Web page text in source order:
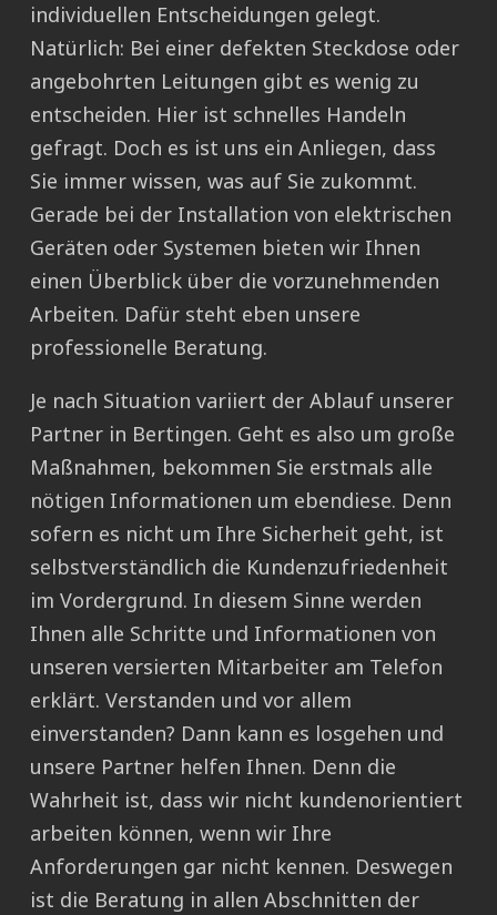
individuellen Entscheidungen gelegt.
Natürlich: Bei einer defekten Steckdose oder
angebohrten Leitungen gibt es wenig zu
entscheiden. Hier ist schnelles Handeln
gefragt. Doch es ist uns ein Anliegen, dass
Sie immer wissen, was auf Sie zukommt.
Gerade bei der Installation von elektrischen
Geräten oder Systemen bieten wir Ihnen
einen Überblick über die vorzunehmenden
Arbeiten. Dafür steht eben unsere
professionelle Beratung.
Je nach Situation variiert der Ablauf unserer
Partner in Bertingen. Geht es also um große
Maßnahmen, bekommen Sie erstmals alle
nötigen Informationen um ebendiese. Denn
sofern es nicht um Ihre Sicherheit geht, ist
selbstverständlich die Kundenzufriedenheit
im Vordergrund. In diesem Sinne werden
Ihnen alle Schritte und Informationen von
unseren versierten Mitarbeiter am Telefon
erklärt. Verstanden und vor allem
einverstanden? Dann kann es losgehen und
unsere Partner helfen Ihnen. Denn die
Wahrheit ist, dass wir nicht kundenorientiert
arbeiten können, wenn wir Ihre
Anforderungen gar nicht kennen. Deswegen
ist die Beratung in allen Abschnitten der